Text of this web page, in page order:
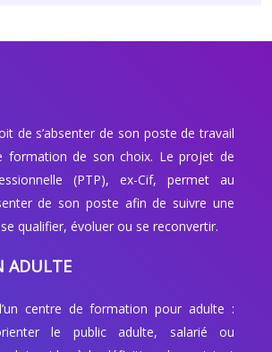
de s’absenter de son poste de travail
formation de son choix. Le projet de
(PTP), ex-Cif, permet au
de son poste afin de suivre une
qualifier, évoluer ou se reconvertir.
ADULTE
centre de formation pour adulte :
le public adulte, salarié ou